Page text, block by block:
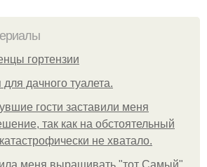
гортензии
дачного туалета.
гости заставили меня
так как на обстоятельный
не хватало.
меня выращивать "тот Самый"